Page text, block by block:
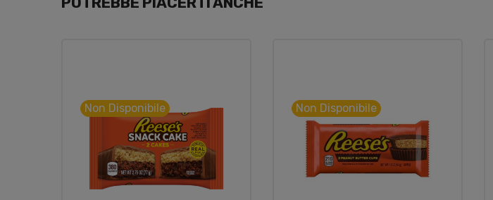
Non Disponibile Non Disponibile